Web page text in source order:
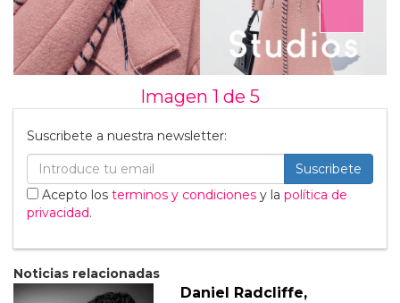
Imagen 1 de 5
Suscribete a nuestra newsletter:
Suscribete
Acepto los terminos y condiciones y la política de
privacidad.
Noticias relacionadas
Daniel Radcliffe,